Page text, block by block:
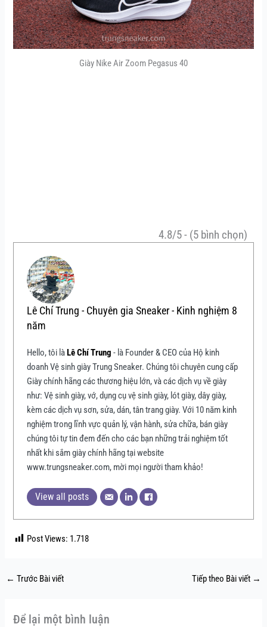
Giày Nike Air Zoom Pegasus 40
4.8/5 - (5 bình chọn)
Lê Chí Trung - Chuyên gia Sneaker - Kinh nghiệm 8
năm
Hello, tôi làLê Chí Trung - là Founder & CEO của Hộ kinh
doanh Vệ sinh giày Trung Sneaker. Chúng tôi chuyên cung cấp
Giày chính hãng các thương hiệu lớn, và các dịch vụ về giày
như: Vệ sinh giày, vớ, dụng cụ vệ sinh giày, lót giày, dây giày,
kèm các dịch vụ sơn, sửa, dán, tân trang giày. Với 10 năm kinh
nghiệm trong lĩnh vực quản lý, vận hành, sửa chữa, bán giày
chúng tôi tự tin đem đến cho các bạn những trải nghiệm tốt
nhất khi sắm giày chính hãng tại website
www.trungsneaker.com, mời mọi người tham khảo!
View all posts
Post Views: 1.718
← Trước Bài viết Tiếp theo Bài viết →
Để lại một bình luận